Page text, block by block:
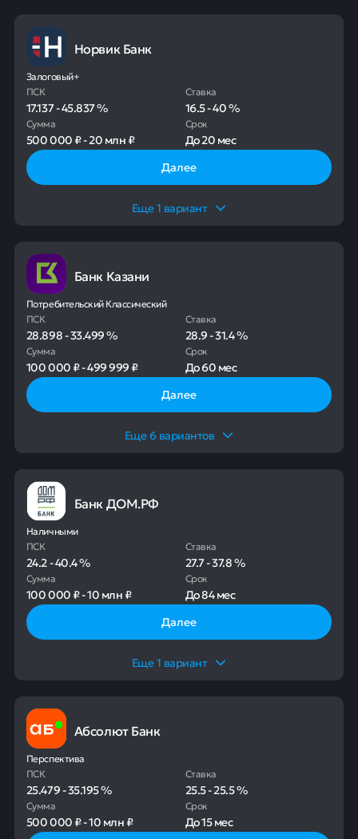
Норвик Банк
Залоговый+
ПСК
17.137-45.837%
Ставка
16.5-40%
Сумма
500 000 ₽-20 млн ₽
Срок
До20 мес
Далее
Еще1 вариант
Банк Казани
Потребительский Классический
ПСК
28.898-33.499%
Ставка
28.9-31.4%
Сумма
100 000 ₽-499 999 ₽
Срок
До60 мес
Далее
Еще6 вариантов
Банк ДОМ.РФ
Наличными
ПСК
24.2-40.4%
Ставка
27.7-37.8%
Сумма
100 000 ₽-10 млн ₽
Срок
До84 мес
Далее
Еще1 вариант
Абсолют Банк
Перспектива
ПСК
25.479-35.195%
Ставка
25.5-25.5%
Сумма
500 000 ₽-10 млн ₽
Срок
До15 мес